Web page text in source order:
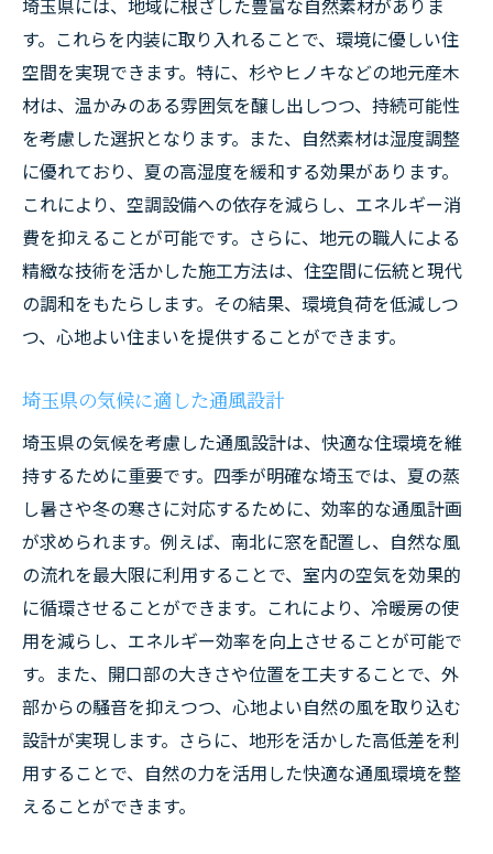
埼玉県には、地域に根ざした豊富な自然素材がありま
す。これらを内装に取り入れることで、環境に優しい住
空間を実現できます。特に、杉やヒノキなどの地元産木
材は、温かみのある雰囲気を醸し出しつつ、持続可能性
を考慮した選択となります。また、自然素材は湿度調整
に優れており、夏の高湿度を緩和する効果があります。
これにより、空調設備への依存を減らし、エネルギー消
費を抑えることが可能です。さらに、地元の職人による
精緻な技術を活かした施工方法は、住空間に伝統と現代
の調和をもたらします。その結果、環境負荷を低減しつ
つ、心地よい住まいを提供することができます。
埼玉県の気候に適した通風設計
埼玉県の気候を考慮した通風設計は、快適な住環境を維
持するために重要です。四季が明確な埼玉では、夏の蒸
し暑さや冬の寒さに対応するために、効率的な通風計画
が求められます。例えば、南北に窓を配置し、自然な風
の流れを最大限に利用することで、室内の空気を効果的
に循環させることができます。これにより、冷暖房の使
用を減らし、エネルギー効率を向上させることが可能で
す。また、開口部の大きさや位置を工夫することで、外
部からの騒音を抑えつつ、心地よい自然の風を取り込む
設計が実現します。さらに、地形を活かした高低差を利
用することで、自然の力を活用した快適な通風環境を整
えることができます。